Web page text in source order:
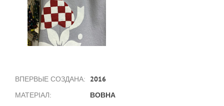
ВПЕРВЫЕ СОЗДАНА: 2016
МАТЕРІАЛ: ВОВНА